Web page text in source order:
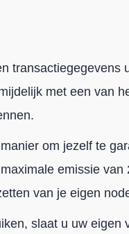
transactiegegevens
met een van
om jezelf te
emissie
van je eigen
slaat u uw eigen